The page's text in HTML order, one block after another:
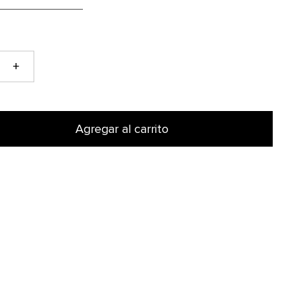
+
Agregar al carrito